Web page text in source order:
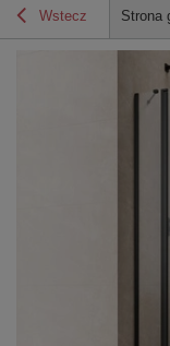
Wstecz Strona